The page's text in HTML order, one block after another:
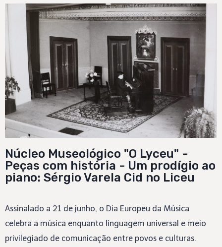
Núcleo Museológico "O Lyceu" -
Peças com história - Um prodígio ao
piano: Sérgio Varela Cid no Liceu
Assinalado a 21 de junho, o Dia Europeu da Música
celebra a música enquanto linguagem universal e meio
privilegiado de comunicação entre povos e culturas.